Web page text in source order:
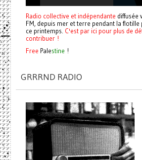
Radio collective et indépendante diffusée
FM, depuis mer et terre pendant la flotille
ce printemps. C'est par ici pour plus de
contribuer !
Free Palestine !
GRRRND RADIO